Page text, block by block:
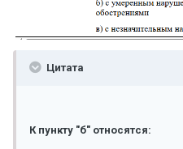
Цитата
К пункту "б" относятся: